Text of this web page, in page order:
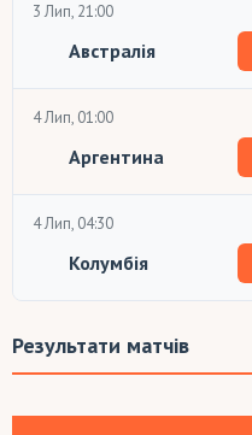
3 Лип, 21:00
Австралія
4 Лип, 01:00
Аргентина
4 Лип, 04:30
Колумбія
Результати матчів